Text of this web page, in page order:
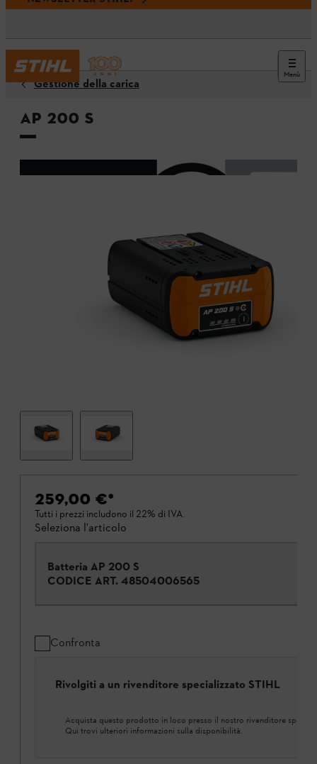
Menù
Gestione della carica
AP 200 S
259,00 €*
Tutti i prezzi includono il 22% di IVA.
Seleziona l'articolo
Batteria AP 200 S
CODICE ART. 48504006565
Confronta
Rivolgiti a un rivenditore specializzato STIHL
Acquista questo prodotto in loco presso il nostro rivenditore
Qui trovi ulteriori informazioni sulla disponibilità.